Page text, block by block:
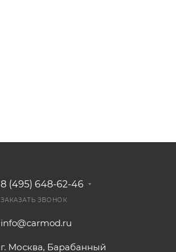
8 (495) 648-62-46
ЗАКАЗАТЬ ЗВОНОК
info@carmod.ru
г. Москва, Барабанный